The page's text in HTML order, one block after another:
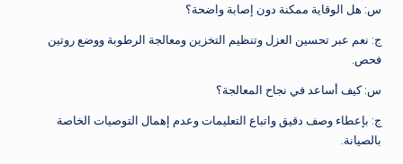
س: هل الوقاية ممكنة دون إصابة واضحة؟
ج: نعم عبر تحسين العزل وتنظيم التخزين ومعالجة الرطوبة ووضع روتين
فحص.
س: كيف أساعد في نجاح المعالجة؟
ج: بإعطاء وصف دقيق واتباع التعليمات وعدم إهمال التوصيات الخاصة
بالصيانة.